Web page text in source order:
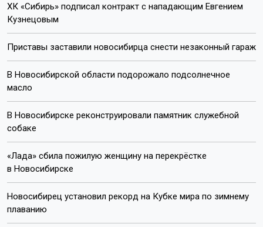
ХК «Сибирь» подписал контракт с нападающим Евгением
Кузнецовым
Приставы заставили новосибирца снести незаконный гараж
В Новосибирской области подорожало подсолнечное
масло
В Новосибирске реконструировали памятник служебной
собаке
«Лада» сбила пожилую женщину на перекрёстке
в Новосибирске
Новосибирец установил рекорд на Кубке мира по зимнему
плаванию